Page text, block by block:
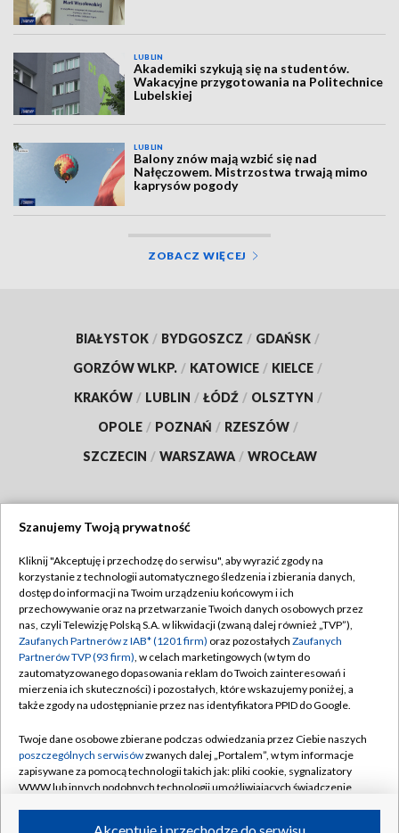
LUBLIN
Akademiki szykują się na studentów.
Wakacyjne przygotowania na Politechnice
Lubelskiej
LUBLIN
Balony znów mają wzbić się nad
Nałęczowem. Mistrzostwa trwają mimo
kaprysów pogody
ZOBACZ WIĘCEJ
BIAŁYSTOK / BYDGOSZCZ / GDAŃSK /
GORZÓW WLKP. / KATOWICE / KIELCE /
KRAKÓW / LUBLIN / ŁÓDŹ / OLSZTYN /
OPOLE / POZNAŃ / RZESZÓW /
SZCZECIN / WARSZAWA / WROCŁAW
TVP
Abonament TVP
Emisja w TVP
Centrum informacji TVP
Naziemna Telewizja Cyfrowa
Rada Programowa
System NOS
Informacje o nadawcy
Regulamin TVP
Polityka prywatności
Moje zgody
Pomoc
Kontakt
Kanały
Szanujemy Twoją prywatność
Kliknij "Akceptuję i przechodzę do serwisu", aby wyrazić zgody na
korzystanie z technologii automatycznego śledzenia i zbierania danych,
dostęp do informacji na Twoim urządzeniu końcowym i ich
przechowywanie oraz na przetwarzanie Twoich danych osobowych przez
nas, czyli Telewizję Polską S.A. w likwidacji (zwaną dalej również „TVP”),
Zaufanych Partnerów z IAB* (1201 firm) oraz pozostałych Zaufanych
Partnerów TVP (93 firm), w celach marketingowych (w tym do
zautomatyzowanego dopasowania reklam do Twoich zainteresowań i
mierzenia ich skuteczności) i pozostałych, które wskazujemy poniżej, a
także zgody na udostępnianie przez nas identyfikatora PPID do Google.
Twoje dane osobowe zbierane podczas odwiedzania przez Ciebie naszych
poszczególnych serwisówzwanych dalej „Portalem”, w tym informacje
zapisywane za pomocą technologii takich jak: pliki cookie, sygnalizatory
WWW lub innych podobnych technologii umożliwiających świadczenie